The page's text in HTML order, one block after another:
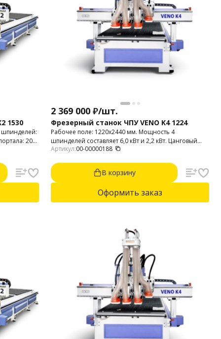
1530
шпинделей:
200
2 369 000 ₽/шт.
Фрезерный станок ЧПУ VENO K4 1224
Рабочее поле: 1220х2440 мм. Мощность 4
шпинделей составляет 6,0 кВт и 2,2 кВт. Цанговый
патрон: ER-32. Высота портала: 200 мм. Фрезерный
пластика, фанеры, МДФ, композитных материалов,
мебельных фасадов, дерева.
Артикул:00-00000188
В корзину
Оформить заказ